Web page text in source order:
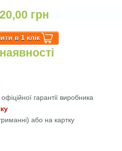
грн
гарантії виробника
або на картку